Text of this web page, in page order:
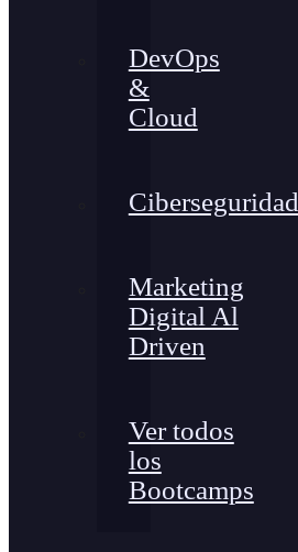
DevOps
&
Cloud
Ciberseguridad
Marketing
Digital Al
Driven
Ver todos
los
Bootcamps